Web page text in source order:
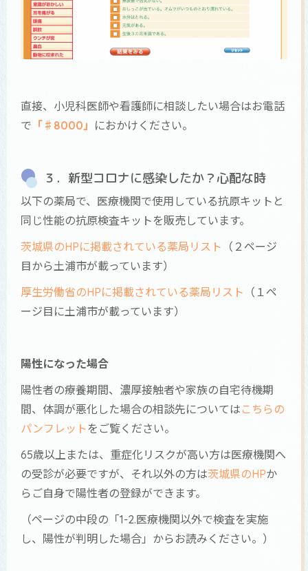
直接、小児科医師や看護師に相談したい場合はお電話
で 「♯8000」 におかけください。
３．新型コロナに感染したか？心配な時
以下の薬局で、医療機関で使用している抗原キットと
同じ性能の抗原検査キットを販売しています。
茨城県のHPに掲載されている薬局リスト （２ページ
目から土浦市が載っています）
厚生労働省のHPに掲載されている薬局リスト （１ペ
ージ目に土浦市が載っています）
陽性になった場合
陽性者の療養期間、濃厚接触者や家族の自宅待機期
間、体調が悪化した場合の相談先については こちらの
パンフレット をご覧ください。
65歳以上または、重症化リスクが高い方は医療機関へ
の受診が必要ですが、それ以外の方は茨城県のHPか
らご自身で陽性者の登録ができます。
（ページの中段の「1-2.医療機関以外で検査を実施
し、陽性が判明した場合」からお読みください。）